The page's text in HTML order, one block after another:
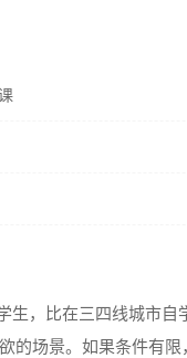
，比在三四线城市
的场景。如果条件有